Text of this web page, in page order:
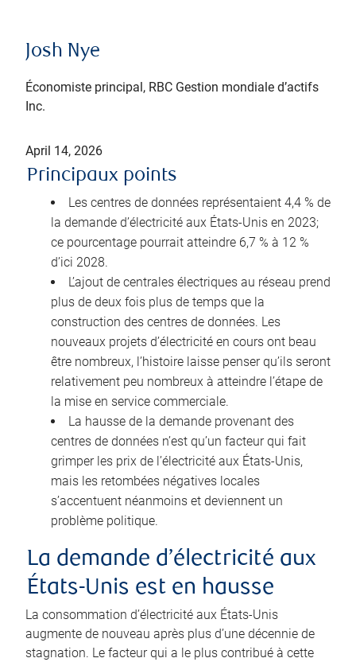
Josh Nye
Économiste principal, RBC Gestion mondiale d’actifs
Inc.
April 14, 2026
Principaux points
Les centres de données représentaient 4,4 % de
la demande d’électricité aux États-Unis en 2023;
ce pourcentage pourrait atteindre 6,7 % à 12 %
d’ici 2028.
L’ajout de centrales électriques au réseau prend
plus de deux fois plus de temps que la
construction des centres de données. Les
nouveaux projets d’électricité en cours ont beau
être nombreux, l’histoire laisse penser qu’ils seront
relativement peu nombreux à atteindre l’étape de
la mise en service commerciale.
La hausse de la demande provenant des
centres de données n’est qu’un facteur qui fait
grimper les prix de l’électricité aux États-Unis,
mais les retombées négatives locales
s’accentuent néanmoins et deviennent un
problème politique.
La demande d’électricité aux
États-Unis est en hausse
La consommation d’électricité aux États-Unis
augmente de nouveau après plus d’une décennie de
stagnation. Le facteur qui a le plus contribué à cette